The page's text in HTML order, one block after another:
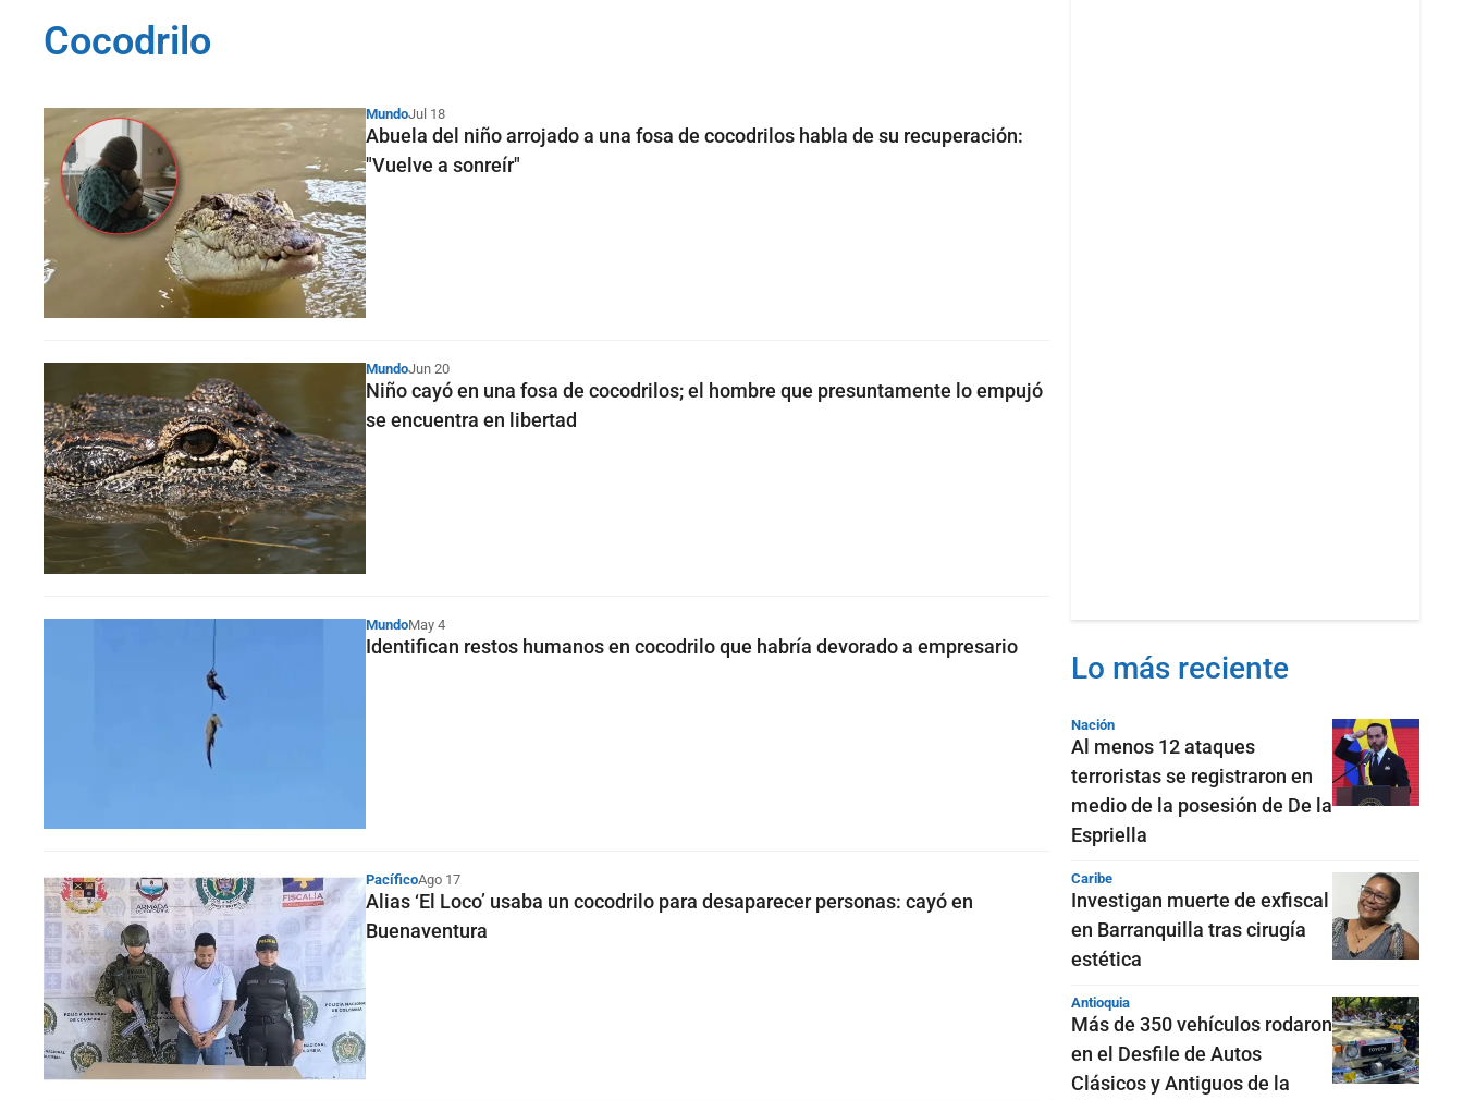
Cocodrilo
MundoJul 18
Abuela del niño arrojado a una fosa de cocodrilos habla de su recuperación:
"Vuelve a sonreír"
MundoJun 20
Niño cayó en una fosa de cocodrilos; el hombre que presuntamente lo empujó
se encuentra en libertad
MundoMay 4
Identifican restos humanos en cocodrilo que habría devorado a empresario
PacíficoAgo 17
Alias ‘El Loco’ usaba un cocodrilo para desaparecer personas: cayó en
Buenaventura
Lo más reciente
Nación
Al menos 12 ataques
terroristas se registraron en
medio de la posesión de De la
Espriella
Caribe
Investigan muerte de exfiscal
en Barranquilla tras cirugía
estética
Antioquia
Más de 350 vehículos rodaron
en el Desfile de Autos
Clásicos y Antiguos de la